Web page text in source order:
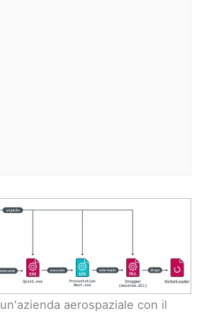
aerospaziale con il